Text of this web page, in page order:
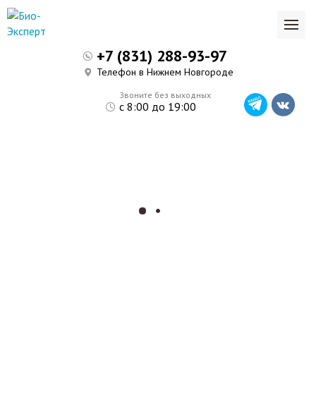
Звоните без выходных
с 8:00 до 19:00
+7 (831) 288-93-97
Телефон в Нижнем Новгороде